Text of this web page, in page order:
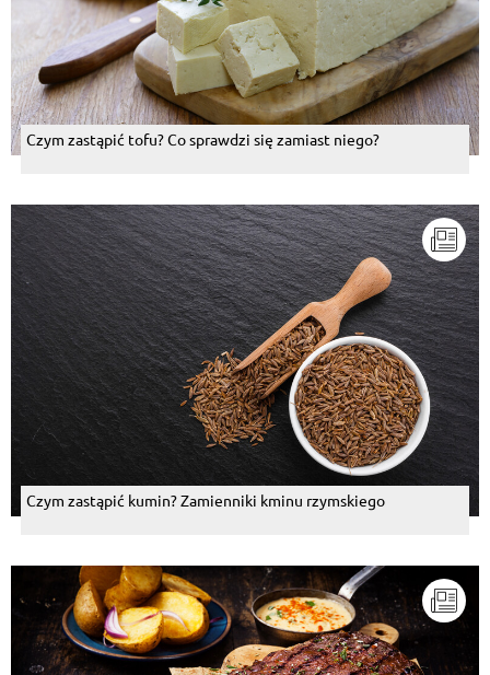
Czym zastąpić tofu? Co sprawdzi się zamiast niego?
Czym zastąpić kumin? Zamienniki kminu rzymskiego